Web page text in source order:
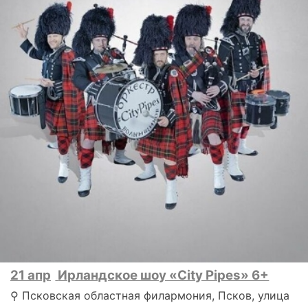
21 апр Ирландское шоу «City Pipes» 6+
⚲ Псковская областная филармония, Псков, улица